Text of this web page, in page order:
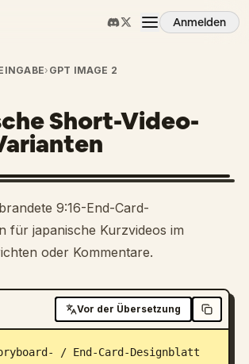
Anmelden
› GPT IMAGE 2
Short-Video-
9:16-End-Card-
für japanische Kurzvideos im
oder Kommentare.
Vor der Übersetzung
/ End-Card-Designblatt